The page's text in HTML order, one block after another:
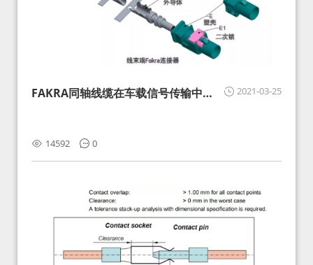
2021-03-25
FAKRA同轴线缆在车载信号传输中的
14592 0